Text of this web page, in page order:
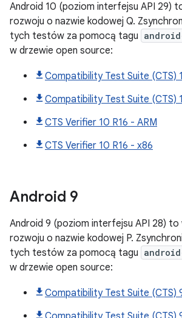
Android 10 (poziom interfejsu API 29)
rozwoju o nazwie kodowej Q.
tych testów za pomocą tagu
w drzewie open source:
Compatibility Test Suite (CTS)
Compatibility Test Suite (CTS)
CTS Verifier 10 R16 - ARM
CTS Verifier 10 R16 - x86
Android 9
Android 9 (poziom interfejsu API 28) to
rozwoju o nazwie kodowej P.
tych testów za pomocą tagu
w drzewie open source:
Compatibility Test Suite (CTS)